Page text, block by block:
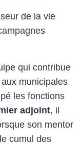
de la vie
qui contribue
municipales
les fonctions
adjoint, il
son mentor
cumul des